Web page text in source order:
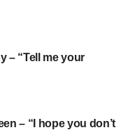
– “Tell me your
– “I hope you don’t